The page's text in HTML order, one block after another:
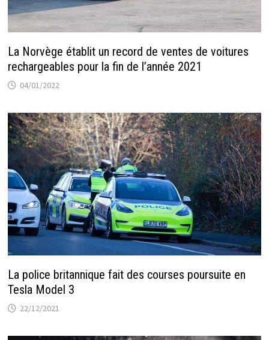
La Norvège établit un record de ventes de voitures
rechargeables pour la fin de l’année 2021
04/01/2022
La police britannique fait des courses poursuite en
Tesla Model 3
22/12/2021